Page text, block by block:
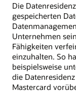
Die
gespeicherten
Unternehmen
Fähigkeiten
einzuhalten. So
beispielsweise
die
Mastercard